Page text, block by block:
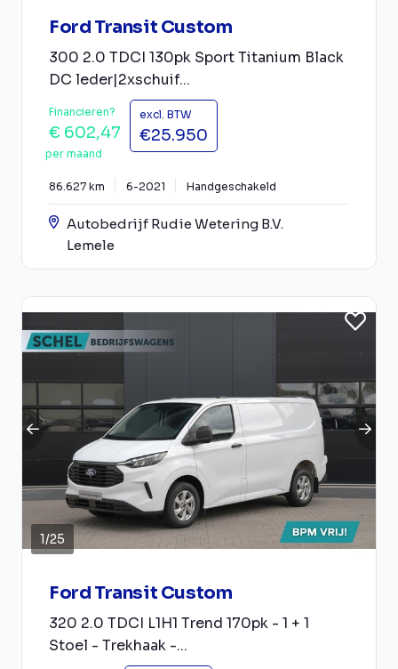
Ford Transit Custom
300 2.0 TDCI 130pk Sport Titanium Black
DC leder|2xschuif...
Financieren?
€ 602,47
per maand
excl. BTW
€25.950
86.627 km 6-2021 Handgeschakeld
Autobedrijf Rudie Wetering B.V.
Lemele
1/25
Ford Transit Custom
320 2.0 TDCI L1H1 Trend 170pk - 1 + 1
Stoel - Trekhaak -...